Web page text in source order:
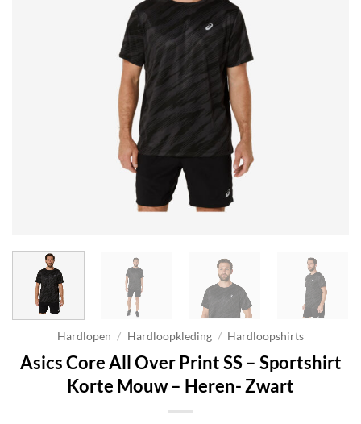
Hardlopen / Hardloopkleding / Hardloopshirts
Asics Core All Over Print SS – Sportshirt
Korte Mouw – Heren- Zwart